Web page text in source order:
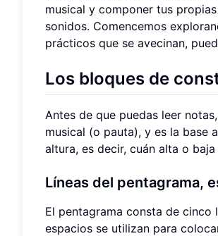
musical y componer tus
sonidos. Comencemos
prácticos que se avecinan,
Los bloques de
Antes de que puedas leer
musical (o pauta), y es la base
altura, es decir, cuán alta o baja
Líneas del pentagrama,
El pentagrama consta de cinco
espacios se utilizan para